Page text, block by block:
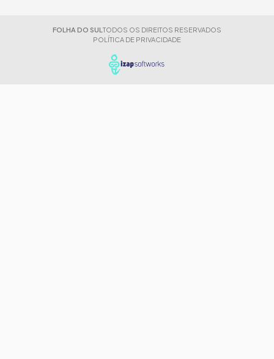
FOLHA DO SUL TODOS OS DIREITOS RESERVADOS
POLÍTICA DE PRIVACIDADE